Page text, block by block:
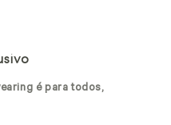
é para todos,